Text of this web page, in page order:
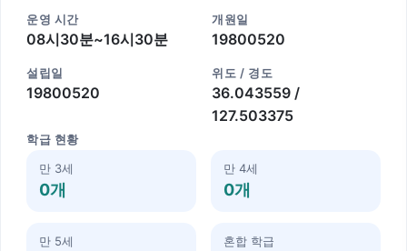
운영 시간
08시30분~16시30분
개원일
19800520
설립일
19800520
위도 / 경도
36.043559 /
127.503375
학급 현황
만 3세
0개
만 4세
0개
만 5세 혼합 학급